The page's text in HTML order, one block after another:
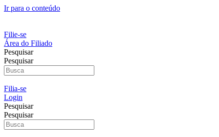
Ir para o conteúdo
Filie-se
Área do Filiado
Pesquisar
Pesquisar
Filia-se
Login
Pesquisar
Pesquisar